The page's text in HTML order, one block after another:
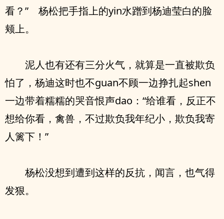
看？” 杨松把手指上的yin水蹭到杨迪莹白的脸
颊上。
泥人也有还有三分火气，就算是一直被欺负
怕了，杨迪这时也不guan不顾一边挣扎起shen
一边带着糯糯的哭音恨声dao：“给谁看，反正不
想给你看，禽兽，不过欺负我年纪小，欺负我寄
人篱下！”
杨松没想到遭到这样的反抗，闻言，也气得
发狠。